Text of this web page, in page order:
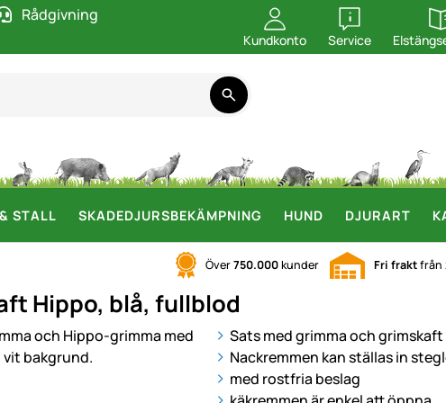
Rådgivning
Kundkonto Service
öppna
STALL SKADEDJURSBEKÄMPNING HUND DJURART
Över750.000kunder Fri fraktfrån
Hippo, blå, fullblod
Sats med grimma och grimskaft
Nackremmen kan ställas in
med rostfria beslag